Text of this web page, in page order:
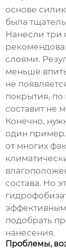
основе
была
Нанесли три
слоями.
меньше
не
покрытия,
составит не
Конечно,
один
от многих
состава. Но
подобрать
нанесения.
Проблемы,